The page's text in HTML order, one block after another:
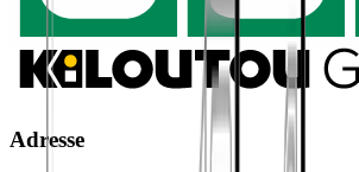
Adresse